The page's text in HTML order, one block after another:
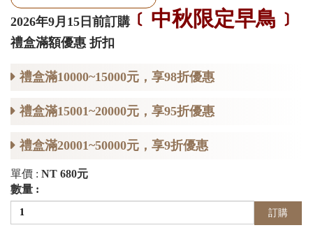
2026年9月15日前訂購﹝中秋限定早鳥﹞
禮盒滿額優惠 折扣
禮盒滿10000~15000元，享98折優惠
禮盒滿15001~20000元，享95折優惠
禮盒滿20001~50000元，享9折優惠
單價 : NT 680元
數量 :
訂購